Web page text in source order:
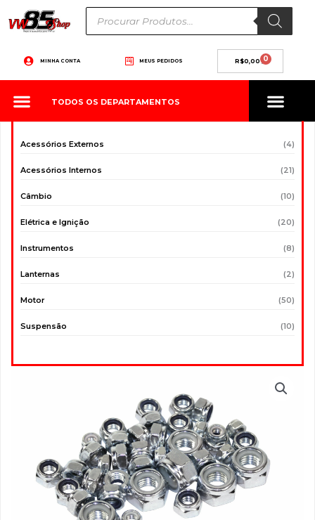
para
Pesquisar
produtos
MINHA CONTA MEUS PEDIDOS R$0,00 0
Carrinho
TODOS OS DEPARTAMENTOS
Acessórios Externos (4)
Acessórios Internos (21)
Câmbio (10)
Elétrica e Ignição (20)
Instrumentos (8)
Lanternas (2)
Motor (50)
Suspensão (10)